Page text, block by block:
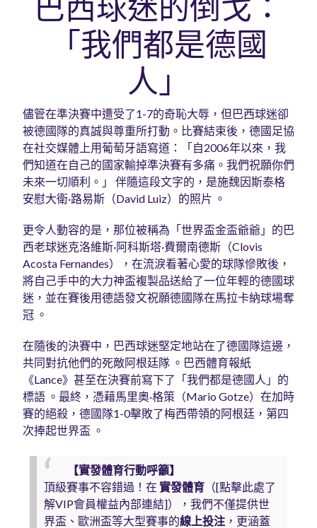
「我們都是德國
人」
儘管在準決賽中遭受了1-7的奇恥大辱，但巴西球迷卻
被德國隊的真誠與尊重所打動。比賽結束後，德國足協
在社交媒體上用葡萄牙語寫道：「自2006年以來，我
們知道在自己的國家輸掉準決賽有多痛。我們祝願你們
未來一切順利。」 伴隨這段文字的，是施魏因斯泰格
安慰大衛·路易斯（David Luiz）的照片 。
更令人動容的是，那位被稱為「世界盃金盃爺爺」的巴
西老球迷克洛維斯·阿科斯塔·費爾南德斯（Clovis
Acosta Fernandes），在流淚看著心愛的球隊慘敗後，
將自己手中的大力神盃複製品送給了一位年輕的德國球
迷，並在賽後用德語發文祝願德國隊在馬拉卡納球場奪
冠 。
在隨後的決賽中，巴西球迷堅定地站在了德國隊這邊，
共同對抗他們的死敵阿根廷隊 。巴西體育報紙
《Lance》甚至在決賽前寫下了「我們都是德國人」的
標語 。最終，憑藉馬里奧·格策（Mario Gotze）在加時
賽的絕殺，德國隊1-0擊敗了梅西帶領的阿根廷，第四
次捧起世界盃 。
【實發體育行動呼籲】
頂級賽事不容錯過！在 實發體育 （[點擊此處了
解VIP會員權益內部連結]），我們不僅提供世
界盃、歐洲盃等大型賽事的線上投注 ，更涵蓋